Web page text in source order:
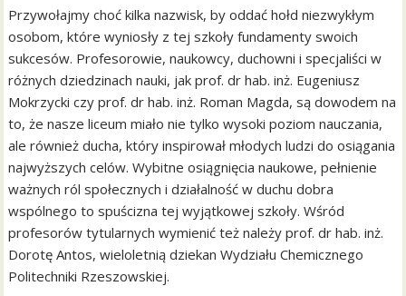
Przywołajmy choć kilka nazwisk, by oddać hołd niezwykłym
osobom, które wyniosły z tej szkoły fundamenty swoich
sukcesów. Profesorowie, naukowcy, duchowni i specjaliści w
różnych dziedzinach nauki, jak prof. dr hab. inż. Eugeniusz
Mokrzycki czy prof. dr hab. inż. Roman Magda, są dowodem na
to, że nasze liceum miało nie tylko wysoki poziom nauczania,
ale również ducha, który inspirował młodych ludzi do osiągania
najwyższych celów. Wybitne osiągnięcia naukowe, pełnienie
ważnych ról społecznych i działalność w duchu dobra
wspólnego to spuścizna tej wyjątkowej szkoły. Wśród
profesorów tytularnych wymienić też należy prof. dr hab. inż.
Dorotę Antos, wieloletnią dziekan Wydziału Chemicznego
Politechniki Rzeszowskiej.